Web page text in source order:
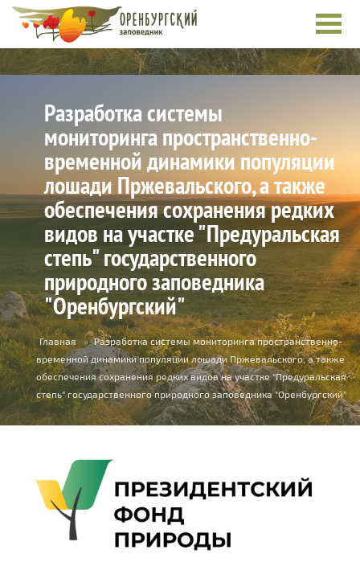
Разработка системы
мониторинга пространственно-
временной динамики популяции
лошади Пржевальского, а также
обеспечения сохранения редких
видов на участке "Предуральская
степь" государственного
природного заповедника
"Оренбургский"
Вы
здесь
Главная » Разработка системы мониторинга пространственно-
временной динамики популяции лошади Пржевальского, а также
обеспечения сохранения редких видов на участке "Предуральская
степь" государственного природного заповедника "Оренбургский"